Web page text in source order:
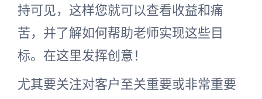
持可见，这样您就可以查看收益和痛
苦，并了解如何帮助老师实现这些目
标。在这里发挥创意！
尤其要关注对客户至关重要或非常重要